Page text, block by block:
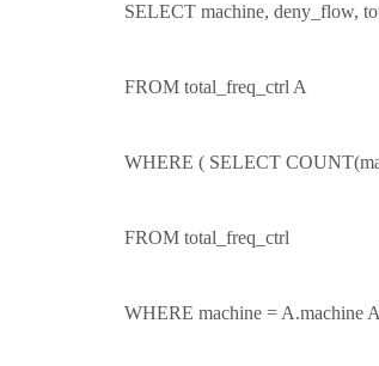
SELECT machine, deny_flow,
FROM total_freq_ctrl A
WHERE ( SELECT
FROM total_freq_ctrl
WHERE machine = A.machine